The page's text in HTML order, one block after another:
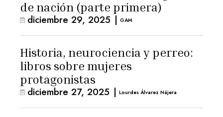
de nación (parte primera)
diciembre 29, 2025 | GAM
Historia, neurociencia y perreo:
libros sobre mujeres
protagonistas
diciembre 27, 2025 | Lourdes Álvarez Nájera